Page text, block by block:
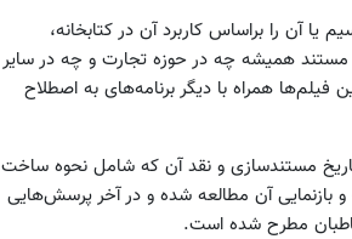
آن را براساس کاربرد آن در کتابخانه،
همیشه چه در حوزه تجارت و چه در سایر
فیلم‌ها همراه با دیگر برنامه‌های به اصطلاح
مستندسازی و نقد آن که شامل نحوه ساخت
آن مطالعه شده و در آخر پرسش‌هایی
مطرح شده است.